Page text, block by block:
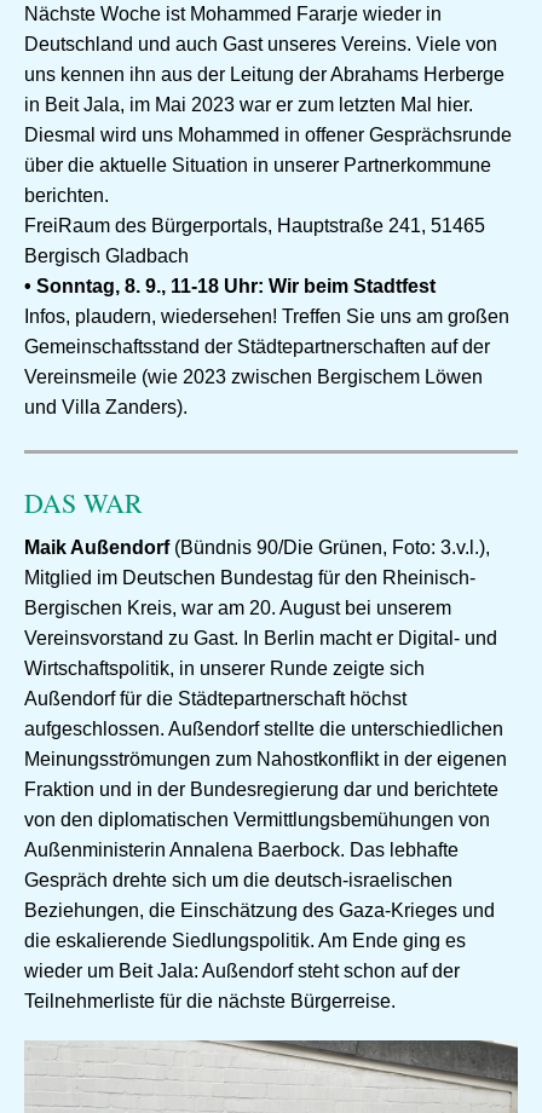
Nächste Woche ist Mohammed Fararje wieder in
Deutschland und auch Gast unseres Vereins. Viele von
uns kennen ihn aus der Leitung der Abrahams Herberge
in Beit Jala, im Mai 2023 war er zum letzten Mal hier.
Diesmal wird uns Mohammed in offener Gesprächsrunde
über die aktuelle Situation in unserer Partnerkommune
berichten.
FreiRaum des Bürgerportals, Hauptstraße 241, 51465
Bergisch Gladbach
• Sonntag, 8. 9., 11-18 Uhr: Wir beim Stadtfest
Infos, plaudern, wiedersehen! Treffen Sie uns am großen
Gemeinschaftsstand der Städtepartnerschaften auf der
Vereinsmeile (wie 2023 zwischen Bergischem Löwen
und Villa Zanders).
DAS WAR
Maik Außendorf (Bündnis 90/Die Grünen, Foto: 3.v.l.),
Mitglied im Deutschen Bundestag für den Rheinisch-
Bergischen Kreis, war am 20. August bei unserem
Vereinsvorstand zu Gast. In Berlin macht er Digital- und
Wirtschaftspolitik, in unserer Runde zeigte sich
Außendorf für die Städtepartnerschaft höchst
aufgeschlossen. Außendorf stellte die unterschiedlichen
Meinungsströmungen zum Nahostkonflikt in der eigenen
Fraktion und in der Bundesregierung dar und berichtete
von den diplomatischen Vermittlungsbemühungen von
Außenministerin Annalena Baerbock. Das lebhafte
Gespräch drehte sich um die deutsch-israelischen
Beziehungen, die Einschätzung des Gaza-Krieges und
die eskalierende Siedlungspolitik. Am Ende ging es
wieder um Beit Jala: Außendorf steht schon auf der
Teilnehmerliste für die nächste Bürgerreise.